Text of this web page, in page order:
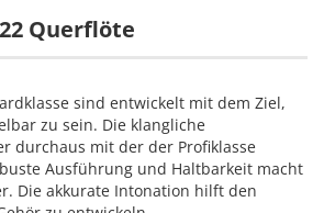
Querflöte
sind entwickelt mit dem Ziel,
zu sein. Die klangliche
durchaus mit der der Profiklasse
Ausführung und Haltbarkeit macht
Die akkurate Intonation hilft den